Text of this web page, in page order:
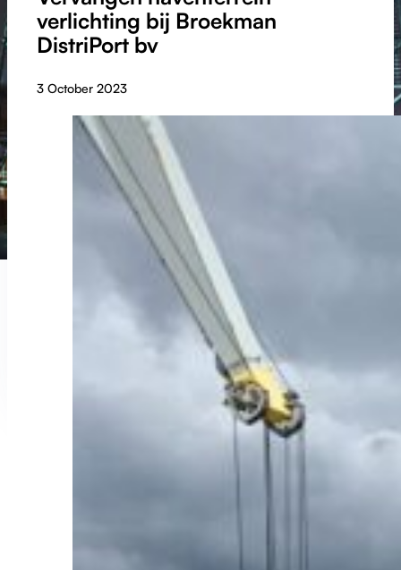
verlichting bij Broekman
DistriPort bv
3 October 2023